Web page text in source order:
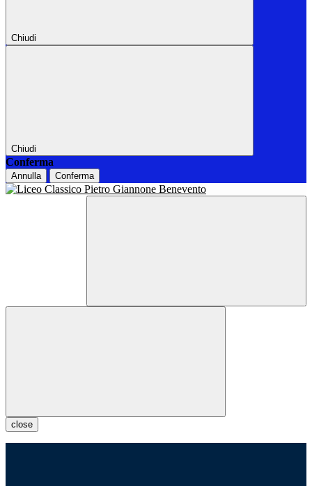
Chiudi
Chiudi
Conferma
Annulla Conferma
close